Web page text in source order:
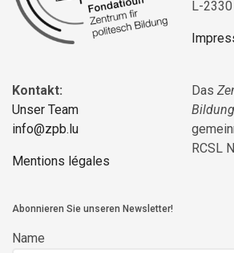
L-
Kontakt:
Unser Team
info@zpb.lu
Mentions légales
Das
Bildung
RCSL
Abonnieren Sie unseren Newsletter!
Name